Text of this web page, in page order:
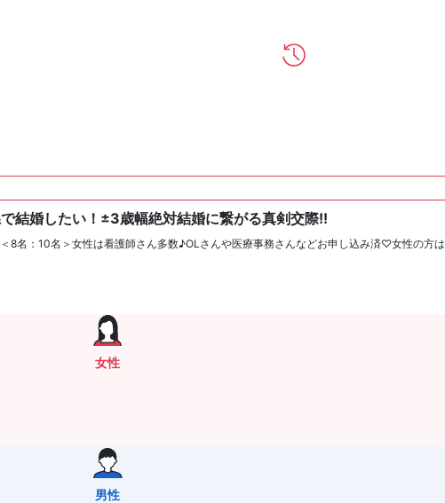
結婚したい！±3歳幅絶対結婚に繋がる真剣交際!!
8名：10名＞女性は看護師さん多数♪OLさんや医療事務さんなどお申し込み済♡女性の方は
女性
男性